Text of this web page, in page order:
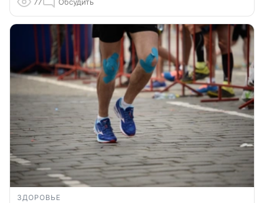
77 Обсудить
ЗДОРОВЬЕ